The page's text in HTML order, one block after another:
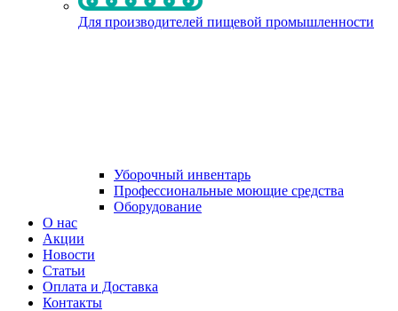
Для производителей пищевой промышленности
Уборочный инвентарь
Профессиональные моющие средства
Оборудование
О нас
Акции
Новости
Статьи
Оплата и Доставка
Контакты